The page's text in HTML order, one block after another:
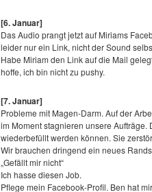
[6. Januar]
Das Audio prangt jetzt auf Miriams
leider nur ein Link, nicht der Sound
Habe Miriam den Link auf die Mail
hoffe, ich bin nicht zu pushy.
[7. Januar]
Probleme mit Magen-Darm. Auf der
im Moment stagnieren unsere
wiederbefüllt werden können. Sie
Wir brauchen dringend ein neues
„Gefällt mir nicht“
Ich hasse diesen Job.
Pflege mein Facebook-Profil. Ben hat